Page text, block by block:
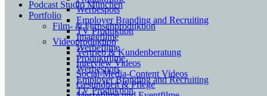
Werbespots
Employer Branding and Recruiting
TV Produktion
Videoproduktion
Vertrieb & Kundenberatung
Interview Videos
Social-Media-Content Videos
Gesundheit & Pflege
Podcast Studio München
Portfolio
Film- & Fernsehproduktion
Imagefilme
Werbefilme
Produktfilme
Werbespots
Employer Branding and Recruiting
TV Produktion